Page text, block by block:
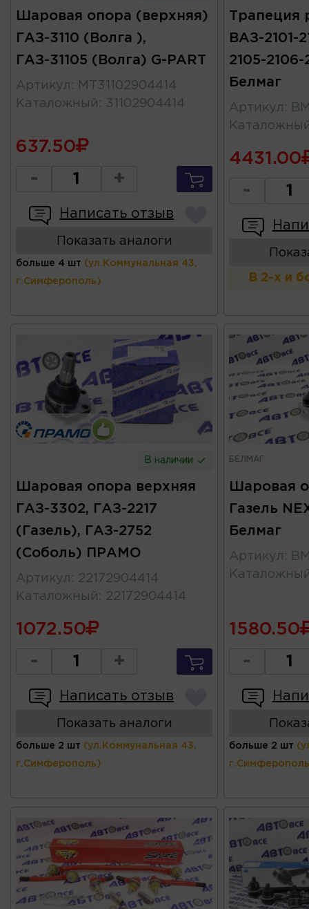
Шаровая опора (верхняя)
ГАЗ-3110 (Волга ),
ГАЗ-31105 (Волга) G-PART
Артикул :
МТ31102904414
Каталожный : 31102904414
637.50
- +
Написать отзыв
Показать аналоги
больше 4 шт (ул.Коммунальная 43,
г.Симферополь)
Трапеция
ВАЗ-2101-
2105-
Белмаг
Артикул :
4431.00
-
В 2-х и
В наличии
Шаровая опора верхняя
ГАЗ-3302, ГАЗ-2217
(Газель), ГАЗ-2752
(Соболь) ПРАМО
Артикул : 22172904414
Каталожный : 22172904414
1072.50
- +
Написать отзыв
Показать аналоги
больше 2 шт (ул.Коммунальная 43,
г.Симферополь)
БЕЛМАГ
Шаровая
Газель
Белмаг
Артикул :
1580.50
-
больше 2 шт